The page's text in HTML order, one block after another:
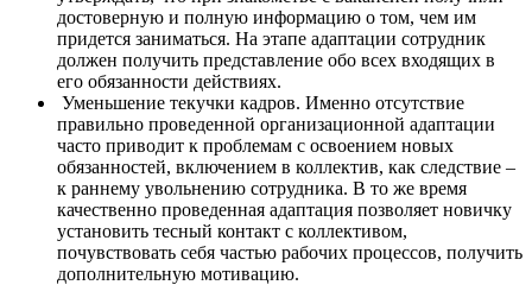
достоверную и полную информацию о том, чем им
придется заниматься. На этапе адаптации сотрудник
должен получить представление обо всех входящих в
его обязанности действиях.
Уменьшение текучки кадров. Именно отсутствие
правильно проведенной организационной адаптации
часто приводит к проблемам с освоением новых
обязанностей, включением в коллектив, как следствие –
к раннему увольнению сотрудника. В то же время
качественно проведенная адаптация позволяет новичку
установить тесный контакт с коллективом,
почувствовать себя частью рабочих процессов, получить
дополнительную мотивацию.